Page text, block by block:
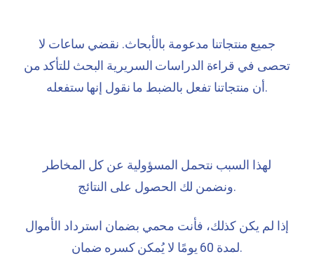
جميع منتجاتنا مدعومة بالأبحاث. نقضي ساعات لا
تحصى في قراءة الدراسات السريرية البحث للتأكد من
أن منتجاتنا تفعل بالضبط ما نقول إنها ستفعله.
لهذا السبب نتحمل المسؤولية عن كل المخاطر
ونضمن لك الحصول على النتائج.
إذا لم يكن كذلك، فأنت محمي بضمان استرداد الأموال
لمدة 60 يومًا لا يُمكن كسرهضمان.